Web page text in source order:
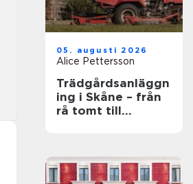
05. augusti 2026
Alice Pettersson
Trädgårdsanläggn
ing i Skåne – från
rå tomt till